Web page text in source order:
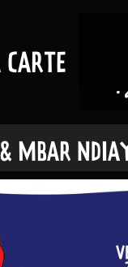
& MBAR